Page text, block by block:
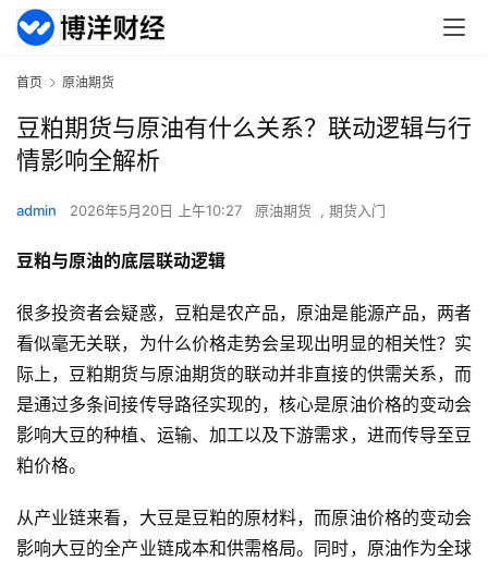
首页 原油期货
豆粕期货与原油有什么关系？联动逻辑与行
情影响全解析
admin 2026年5月20日 上午10:27 原油期货 , 期货入门
豆粕与原油的底层联动逻辑
很多投资者会疑惑，豆粕是农产品，原油是能源产品，两者
看似毫无关联，为什么价格走势会呈现出明显的相关性？实
际上，豆粕期货与原油期货的联动并非直接的供需关系，而
是通过多条间接传导路径实现的，核心是原油价格的变动会
影响大豆的种植、运输、加工以及下游需求，进而传导至豆
粕价格。
从产业链来看，大豆是豆粕的原材料，而原油价格的变动会
影响大豆的全产业链成本和供需格局。同时，原油作为全球